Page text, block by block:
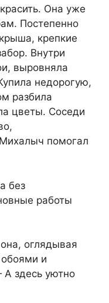
Она уже
Постепенно
крепкие
Внутри
выровняла
недорогую,
разбила
цветы. Соседи
помогал
без
работы
оглядывая
и
здесь уютно